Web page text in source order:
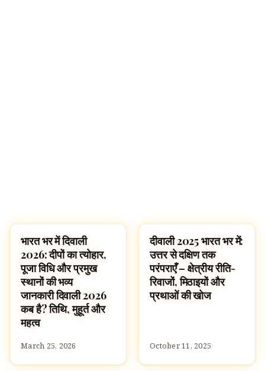
FESTIVALS
भारत भर में दिवाली
2026: दीपों का त्योहार,
पूजा विधि और प्रमुख
स्थानों की भव्य
जानकारी दिवाली 2026
कब है? तिथि, मुहूर्त और
महत्व
March 25, 2026
FESTIVALS
दीवाली 2025 भारत भर में:
उत्तर से दक्षिण तक
परंपराएँ – क्षेत्रीय रीति-
रिवाजों, मिठाइयों और
प्रथाओं की खोज
October 11, 2025